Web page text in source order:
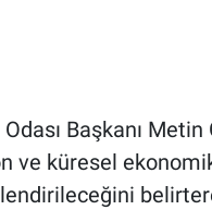
Başkanı
ve küresel